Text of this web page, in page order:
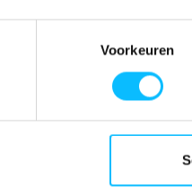
Voorkeuren
Elastiekband
op koudere
hoofdmateriaal.